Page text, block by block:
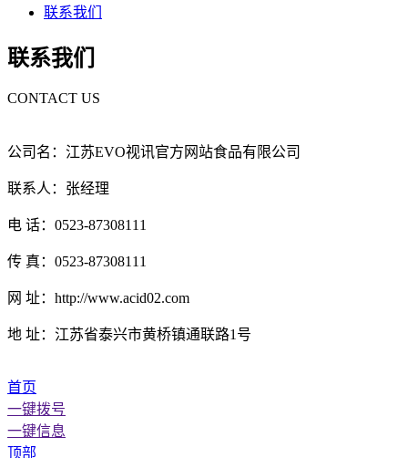
联系我们
联系我们
CONTACT US
公司名：江苏EVO视讯官方网站食品有限公司
联系人：张经理
电 话：0523-87308111
传 真：0523-87308111
网 址：http://www.acid02.com
地 址：江苏省泰兴市黄桥镇通联路1号
首页
一键拨号
一键信息
顶部